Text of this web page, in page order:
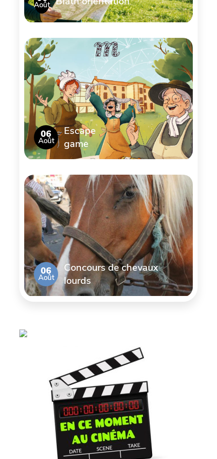
Août
06
Août
Escape
game
06
Août
Concours de chevaux
lourds